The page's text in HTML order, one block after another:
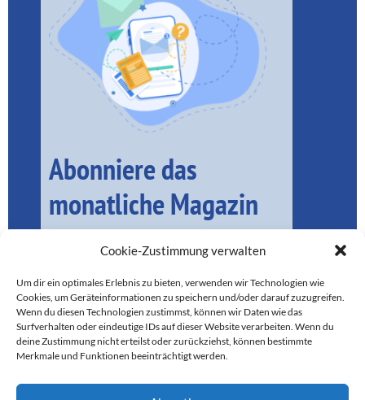
Cookie-Zustimmung verwalten
Um dir ein optimales Erlebnis zu bieten, verwenden wir Technologien wie
Cookies, um Geräteinformationen zu speichern und/oder darauf zuzugreifen.
Wenn du diesen Technologien zustimmst, können wir Daten wie das
Surfverhalten oder eindeutige IDs auf dieser Website verarbeiten. Wenn du
deine Zustimmung nicht erteilst oder zurückziehst, können bestimmte
Merkmale und Funktionen beeinträchtigt werden.
Abonniere das
monatliche Magazin